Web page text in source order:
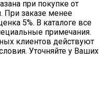
при покупке от
При заказе менее
5%. В каталоге все
примечания.
клиентов действуют
Уточняйте у Ваших